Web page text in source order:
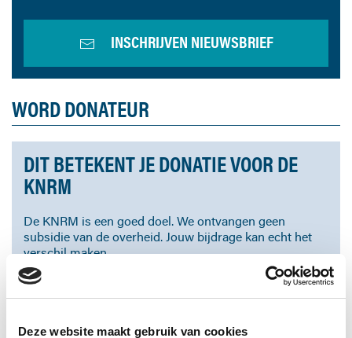
Deze website maakt gebruik van cookies
INSCHRIJVEN NIEUWSBRIEF
WORD DONATEUR
DIT BETEKENT JE DONATIE VOOR DE
KNRM
De KNRM is een goed doel. We ontvangen geen
subsidie van de overheid. Jouw bijdrage kan echt het
verschil maken.
Dankzij jouw bijdrage leiden we vrijwilligers op,
bouwen en onderhouden we reddingboten en zorgen
en goed uitgerust uitvaren.